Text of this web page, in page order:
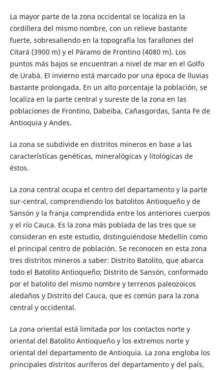
La mayor parte de la zona occidental se localiza en la
cordillera del mismo nombre, con un relieve bastante
fuerte, sobresaliendo en la topografía los farallones del
Citará (3900 m) y el Páramo de Frontino (4080 m). Los
puntos más bajos se encuentran a nivel de mar en el Golfo
de Urabá. El invierno está marcado por una época de lluvias
bastante prolongada. En un alto porcentaje la población, se
localiza en la parte central y sureste de la zona en las
poblaciones de Frontino, Dabeiba, Cañasgordas, Santa Fe de
Antioquia y Andes.
La zona se subdivide en distritos mineros en base a las
características genéticas, mineralógicas y litológicas de
éstos.
La zona central ocupa el centro del departamento y la parte
sur-central, comprendiendo los batolitos Antioqueño y de
Sansón y la franja comprendida entre los anteriores cuerpos
y el río Cauca. Es la zona más poblada de las tres que se
consideran en este estudio, distinguiéndose Medellín como
el principal centro de población. Se reconocen en esta zona
tres distritos mineros a saber: Distrito Batolito, que abarca
todo el Batolito Antioqueño; Distrito de Sansón, conformado
por el batolito del mismo nombre y terrenos paleozoicos
aledaños y Distrito del Cauca, que es común para la zona
central y occidental.
La zona oriental está limitada por los contactos norte y
oriental del Batolito Antioqueño y los extremos norte y
oriental del departamento de Antioquia. La zona engloba los
principales distritos auríferos del departamento y del país,